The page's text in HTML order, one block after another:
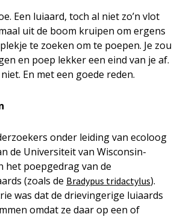
Een luiaard, toch al niet zo’n vlot
uit de boom kruipen om ergens
te zoeken om te poepen. Je zou
en poep lekker een eind van je af.
En met een goede reden.
onder leiding van ecoloog
de Universiteit van Wisconsin-
het poepgedrag van de
(zoals de Bradypus tridactylus).
was dat de drievingerige luiaards
omdat ze daar op een of